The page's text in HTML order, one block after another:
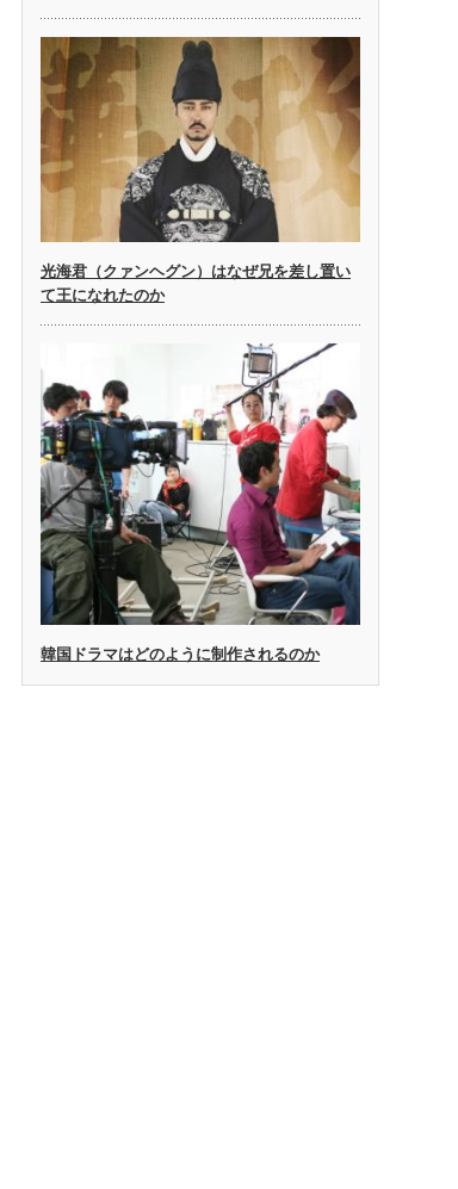
光海君（クァンヘグン）はなぜ兄を差し置い
て王になれたのか
韓国ドラマはどのように制作されるのか